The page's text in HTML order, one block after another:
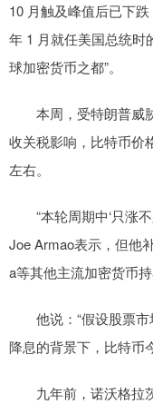
10 月触及峰值后已下
年 1 月就任美国总统时
球加密货币之都”。
本周，受特朗普威胁
收关税影响，比特币价
左右。
“本轮周期中‘只涨不
Joe Armao表示，但他
a等其他主流加密货币持
他说：“假设股票市
降息的背景下，比特币
九年前，诺沃格拉